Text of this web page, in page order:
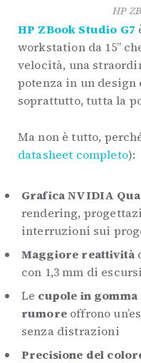
HP
HP ZBook Studio G7
workstation da 15”
velocità, una
potenza in un design
soprattutto, tutta la
Ma non è tutto,
datasheet completo):
Grafica NVIDIA
rendering,
interruzioni sui
Maggiore reattività
con 1,3 mm di
Le cupole in gomma
rumoreoffrono
senza distrazioni
Precisione del